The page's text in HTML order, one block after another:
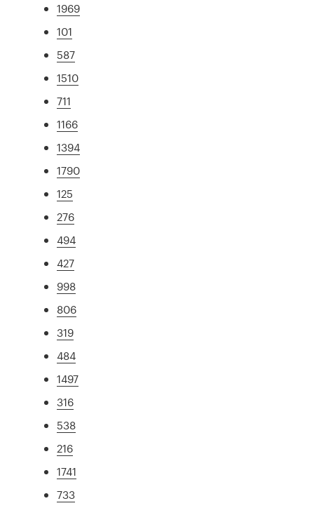
1969
101
587
1510
711
1166
1394
1790
125
276
494
427
998
806
319
484
1497
316
538
216
1741
733